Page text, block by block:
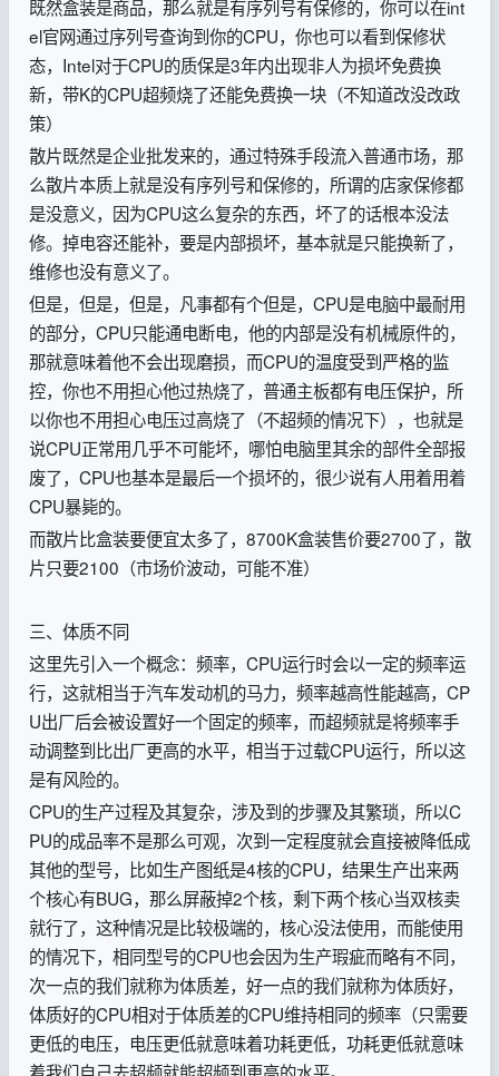
既然盒装是商品，那么就是有序列号有保修的，你可以在int
el官网通过序列号查询到你的CPU，你也可以看到保修状
态，Intel对于CPU的质保是3年内出现非人为损坏免费换
新，带K的CPU超频烧了还能免费换一块（不知道改没改政
策）
散片既然是企业批发来的，通过特殊手段流入普通市场，那
么散片本质上就是没有序列号和保修的，所谓的店家保修都
是没意义，因为CPU这么复杂的东西，坏了的话根本没法
修。掉电容还能补，要是内部损坏，基本就是只能换新了，
维修也没有意义了。
但是，但是，但是，凡事都有个但是，CPU是电脑中最耐用
的部分，CPU只能通电断电，他的内部是没有机械原件的，
那就意味着他不会出现磨损，而CPU的温度受到严格的监
控，你也不用担心他过热烧了，普通主板都有电压保护，所
以你也不用担心电压过高烧了（不超频的情况下），也就是
说CPU正常用几乎不可能坏，哪怕电脑里其余的部件全部报
废了，CPU也基本是最后一个损坏的，很少说有人用着用着
CPU暴毙的。
而散片比盒装要便宜太多了，8700K盒装售价要2700了，散
片只要2100（市场价波动，可能不准）
三、体质不同
这里先引入一个概念：频率，CPU运行时会以一定的频率运
行，这就相当于汽车发动机的马力，频率越高性能越高，CP
U出厂后会被设置好一个固定的频率，而超频就是将频率手
动调整到比出厂更高的水平，相当于过载CPU运行，所以这
是有风险的。
CPU的生产过程及其复杂，涉及到的步骤及其繁琐，所以C
PU的成品率不是那么可观，次到一定程度就会直接被降低成
其他的型号，比如生产图纸是4核的CPU，结果生产出来两
个核心有BUG，那么屏蔽掉2个核，剩下两个核心当双核卖
就行了，这种情况是比较极端的，核心没法使用，而能使用
的情况下，相同型号的CPU也会因为生产瑕疵而略有不同，
次一点的我们就称为体质差，好一点的我们就称为体质好，
体质好的CPU相对于体质差的CPU维持相同的频率（只需要
更低的电压，电压更低就意味着功耗更低，功耗更低就意味